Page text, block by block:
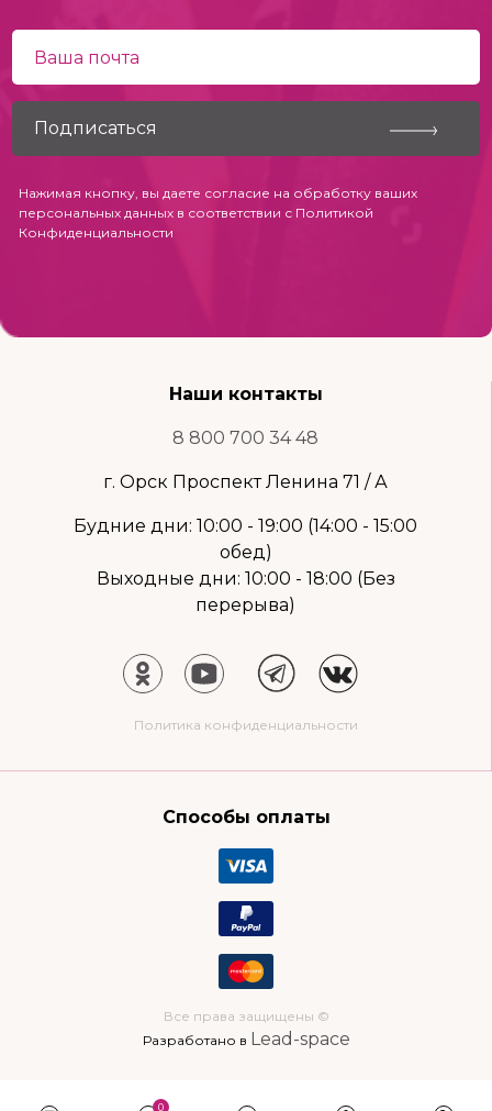
Нажимая кнопку, вы даете согласие на обработку ваших
персональных данных в соответствии с Политикой
Конфиденциальности
Наши контакты
8 800 700 34 48
г. Орск Проспект Ленина 71 / А
Будние дни: 10:00 - 19:00 (14:00 - 15:00
обед)
Выходные дни: 10:00 - 18:00 (Без
перерыва)
Политика конфиденциальности
Способы оплаты
Все права защищены ©
Разработано в Lead-space
0